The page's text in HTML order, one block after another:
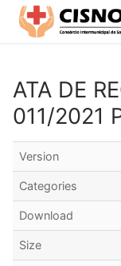
Pular
para
ATA DE
011/2021
Version
Categories
Download
Size